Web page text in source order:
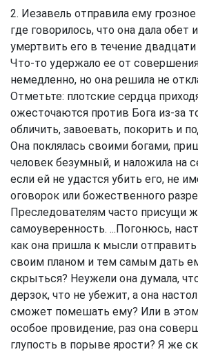
2. Иезавель отправила ему
где говорилось, что она дала обет
умертвить его в течение
Что-то удержало ее от
немедленно, но она решила не
Отметьте: плотские сердца
ожесточаются против Бога из-за
обличить, завоевать, покорить и
Она поклялась своими богами,
человек безумный, и наложила на
если ей не удастся убить его, не
оговорок или божественного
Преследователям часто присущи
самоуверенность. ...Погонюсь,
как она пришла к мысли
своим планом и тем самым дать
скрыться? Неужели она думала,
дерзок, что не убежит, а она
сможет помешать ему? Или в
особое провидение, раз она
глупость в порыве ярости? Я же